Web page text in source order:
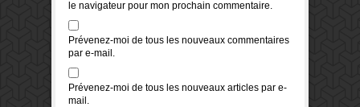
le navigateur pour mon prochain commentaire.
Prévenez-moi de tous les nouveaux commentaires
par e-mail.
Prévenez-moi de tous les nouveaux articles par e-
mail.